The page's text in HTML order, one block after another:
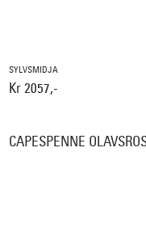
SYLVSMIDJA
Kr 2057,-
CAPESPENNE